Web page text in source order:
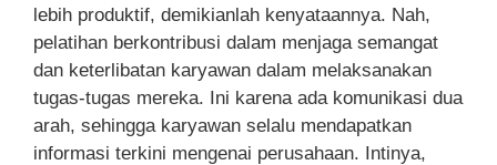
lebih produktif, demikianlah kenyataannya. Nah,
pelatihan berkontribusi dalam menjaga semangat
dan keterlibatan karyawan dalam melaksanakan
tugas-tugas mereka. Ini karena ada komunikasi dua
arah, sehingga karyawan selalu mendapatkan
informasi terkini mengenai perusahaan. Intinya,